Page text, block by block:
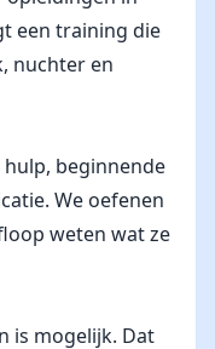
een training die
nuchter en
beginnende
We oefenen
weten wat ze
is mogelijk. Dat